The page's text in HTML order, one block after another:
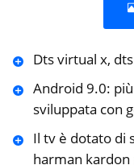
Dts virtual x,
Android 9.0:
sviluppata con
Il tv è dotato di
harman